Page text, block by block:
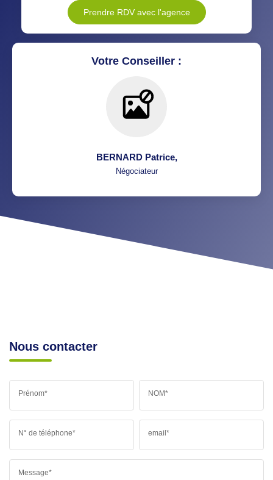
Prendre RDV avec l'agence
Votre Conseiller :
BERNARD Patrice,
Négociateur
Nous contacter
Prénom* NOM*
N° de téléphone* email*
Message*